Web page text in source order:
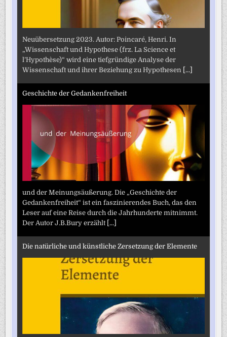
Neuübersetzung 2023. Autor: Poincaré, Henri. In
„Wissenschaft und Hypothese (frz. La Science et
l’Hypothèse)“ wird eine tiefgründige Analyse der
Wissenschaft und ihrer Beziehung zu Hypothesen [...]
Geschichte der Gedankenfreiheit
und der Meinungsäußerung. Die „Geschichte der
Gedankenfreiheit“ ist ein faszinierendes Buch, das den
Leser auf eine Reise durch die Jahrhunderte mitnimmt.
Der Autor J.B.Bury erzählt [...]
Die natürliche und künstliche Zersetzung der Elemente